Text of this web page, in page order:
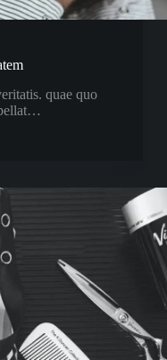
quae quo